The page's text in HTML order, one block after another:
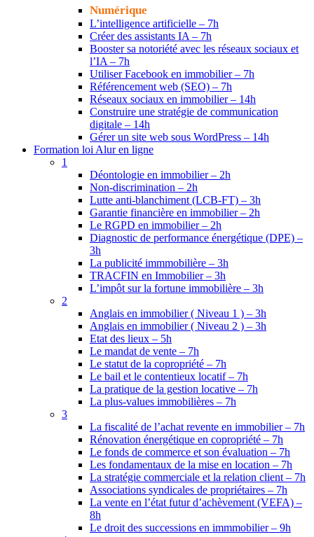
Numérique
L’intelligence artificielle – 7h
Créer des assistants IA – 7h
Booster sa notoriété avec les réseaux sociaux et
l’IA – 7h
Utiliser Facebook en immobilier – 7h
Référencement web (SEO) – 7h
Réseaux sociaux en immobilier – 14h
Construire une stratégie de communication
digitale – 14h
Gérer un site web sous WordPress – 14h
Formation loi Alur en ligne
1
Déontologie en immobilier – 2h
Non-discrimination – 2h
Lutte anti-blanchiment (LCB-FT) – 3h
Garantie financière en immobilier – 2h
Le RGPD en immobilier – 2h
Diagnostic de performance énergétique (DPE) –
3h
La publicité immmobilière – 3h
TRACFIN en Immobilier – 3h
L’impôt sur la fortune immobilière – 3h
2
Anglais en immobilier ( Niveau 1 ) – 3h
Anglais en immobilier ( Niveau 2 ) – 3h
Etat des lieux – 5h
Le mandat de vente – 7h
Le statut de la copropriété – 7h
Le bail et le contentieux locatif – 7h
La pratique de la gestion locative – 7h
La plus-values immobilières – 7h
3
La fiscalité de l’achat revente en immobilier – 7h
Rénovation énergétique en copropriété – 7h
Le fonds de commerce et son évaluation – 7h
Les fondamentaux de la mise en location – 7h
La stratégie commerciale et la relation client – 7h
Associations syndicales de propriétaires – 7h
La vente en l’état futur d’achèvement (VEFA) –
8h
Le droit des successions en immmobilier – 9h